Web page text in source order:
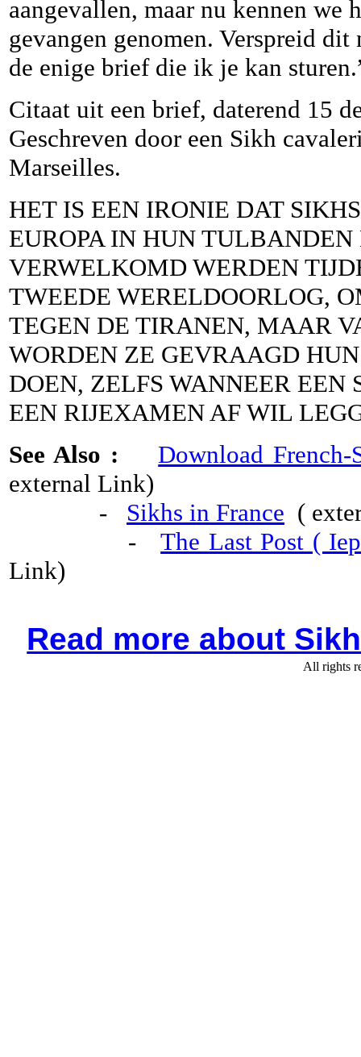
aangevallen, maar nu kennen we
gevangen genomen. Verspreid
de enige brief die ik je kan
Citaat uit een brief, daterend 15
Geschreven door een Sikh
Marseilles.
HET IS EEN IRONIE DAT
EUROPA IN HUN
VERWELKOMD WERDEN
TWEEDE WERELDOORLOG,
TEGEN DE TIRANEN, MAAR
WORDEN ZE GEVRAAGD
DOEN, ZELFS WANNEER
EEN RIJEXAMEN AF WIL
See Also :
Download
external Link)
- Sikhs in France (
-The Last Post (
Link)
Read more about
All rights